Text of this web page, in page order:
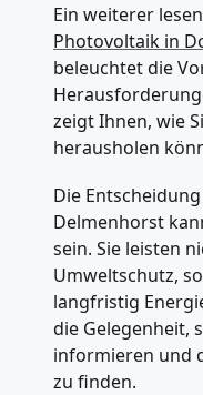
Ein weiterer
Photovoltaik in
beleuchtet die
zeigt Ihnen, wie
herausholen
Die
Delmenhorst
sein. Sie leisten
Umweltschutz,
langfristig
die Gelegenheit,
informieren und
zu finden.